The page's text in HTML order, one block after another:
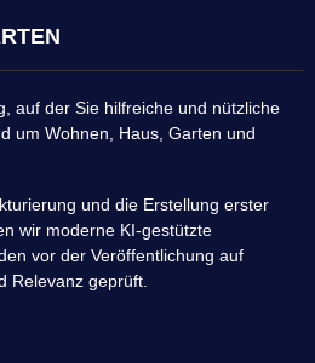
auf der Sie hilfreiche und nützliche
um Wohnen, Haus, Garten und
und die Erstellung erster
wir moderne KI-gestützte
vor der Veröffentlichung auf
Relevanz geprüft.